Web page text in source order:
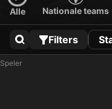
Alle Nationale teams
Filters
Speler